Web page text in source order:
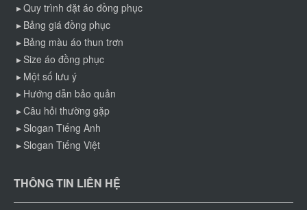
Quy trình đặt áo đồng phục
Bảng giá đồng phục
Bảng màu áo thun trơn
Size áo đồng phục
Một số lưu ý
Hướng dẫn bảo quản
Câu hỏi thường gặp
Slogan Tiếng Anh
Slogan Tiếng Việt
THÔNG TIN LIÊN HỆ